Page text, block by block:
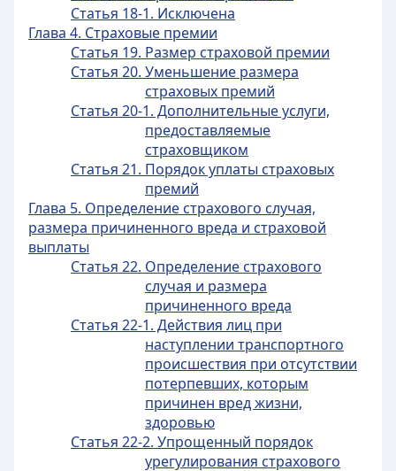
Статья 18-1. Исключена
Глава 4. Страховые премии
Статья 19. Размер страховой премии
Статья 20. Уменьшение размера
страховых премий
Статья 20-1. Дополнительные услуги,
предоставляемые
страховщиком
Статья 21. Порядок уплаты страховых
премий
Глава 5. Определение страхового случая,
размера причиненного вреда и страховой
выплаты
Статья 22. Определение страхового
случая и размера
причиненного вреда
Статья 22-1. Действия лиц при
наступлении транспортного
происшествия при отсутствии
потерпевших, которым
причинен вред жизни,
здоровью
Статья 22-2. Упрощенный порядок
урегулирования страхового